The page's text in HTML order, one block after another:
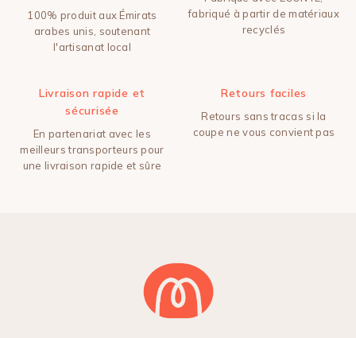
100% produit aux Émirats
arabes unis, soutenant
l'artisanat local
fabriqué à partir de matériaux
recyclés
Livraison rapide et
sécurisée
En partenariat avec les
meilleurs transporteurs pour
une livraison rapide et sûre
Retours faciles
Retours sans tracas si la
coupe ne vous convient pas